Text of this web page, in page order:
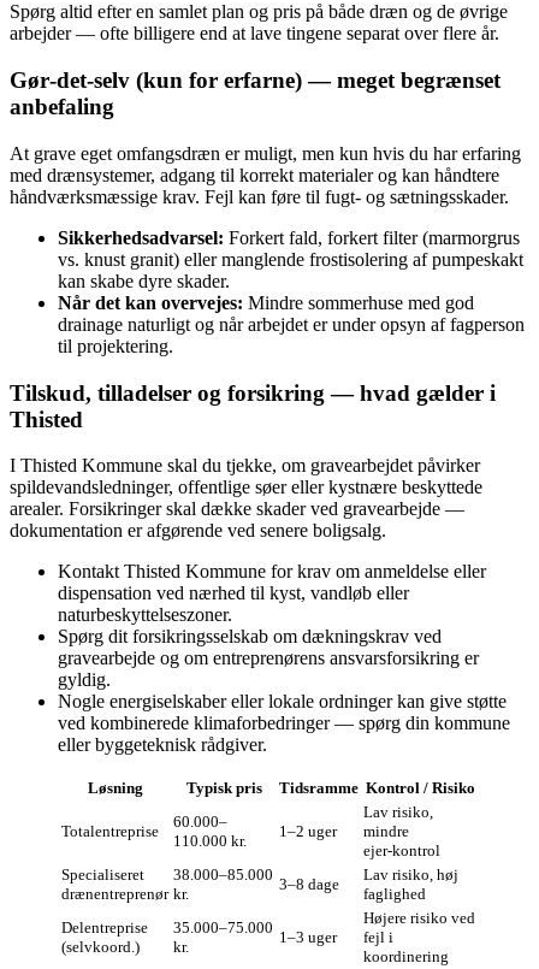
Spørg altid efter en samlet plan og pris på både dræn og de øvrige
arbejder — ofte billigere end at lave tingene separat over flere år.
Gør‑det‑selv (kun for erfarne) — meget begrænset
anbefaling
At grave eget omfangsdræn er muligt, men kun hvis du har erfaring
med drænsystemer, adgang til korrekt materialer og kan håndtere
håndværksmæssige krav. Fejl kan føre til fugt- og sætningsskader.
Sikkerhedsadvarsel: Forkert fald, forkert filter (marmorgrus
vs. knust granit) eller manglende frostisolering af pumpeskakt
kan skabe dyre skader.
Når det kan overvejes: Mindre sommerhuse med god
drainage naturligt og når arbejdet er under opsyn af fagperson
til projektering.
Tilskud, tilladelser og forsikring — hvad gælder i
Thisted
I Thisted Kommune skal du tjekke, om gravearbejdet påvirker
spildevandsledninger, offentlige søer eller kystnære beskyttede
arealer. Forsikringer skal dække skader ved gravearbejde —
dokumentation er afgørende ved senere boligsalg.
Kontakt Thisted Kommune for krav om anmeldelse eller
dispensation ved nærhed til kyst, vandløb eller
naturbeskyttelseszoner.
Spørg dit forsikringsselskab om dækningskrav ved
gravearbejde og om entreprenørens ansvarsforsikring er
gyldig.
Nogle energiselskaber eller lokale ordninger kan give støtte
ved kombinerede klimaforbedringer — spørg din kommune
eller byggeteknisk rådgiver.
Løsning Typisk pris Tidsramme Kontrol / Risiko
Totalentreprise
60.000–
110.000 kr.
1–2 uger
Lav risiko,
mindre
ejer‑kontrol
Specialiseret
drænentreprenør
38.000–85.000
kr.
3–8 dage
Lav risiko, høj
faglighed
Delentreprise
(selvkoord.)
35.000–75.000
kr.
1–3 uger
Højere risiko ved
fejl i
koordinering